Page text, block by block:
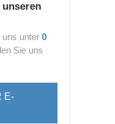
unseren
uns unter 0
Sie uns
E-